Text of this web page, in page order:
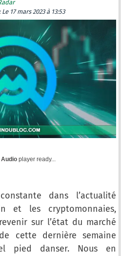
Le 17 mars 2023 à 13:53
player ready...
dans l’actualité
et les cryptomonnaies,
sur l’état du marché
cette dernière semaine
pied danser. Nous en